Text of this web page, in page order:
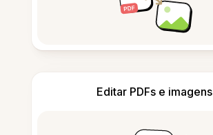
Editar PDFs e imagens